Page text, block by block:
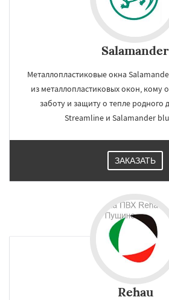
Salamander
Металлопластиковые окна
из металлопластиковых окон, кому
заботу и защиту о тепле родного
Streamline и Salamander
ЗАКАЗАТЬ
Rehau